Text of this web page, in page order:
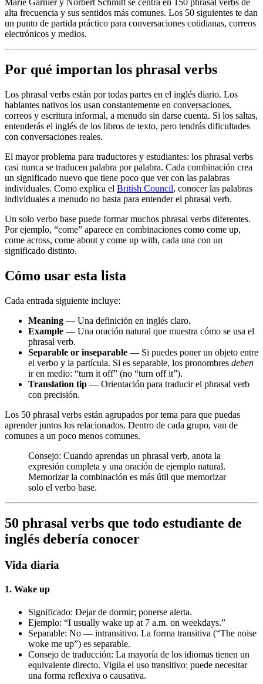
Marie Garnier y Norbert Schmitt se centra en 150 phrasal verbs de
alta frecuencia y sus sentidos más comunes. Los 50 siguientes te dan
un punto de partida práctico para conversaciones cotidianas, correos
electrónicos y medios.
Por qué importan los phrasal verbs
Los phrasal verbs están por todas partes en el inglés diario. Los
hablantes nativos los usan constantemente en conversaciones,
correos y escritura informal, a menudo sin darse cuenta. Si los saltas,
entenderás el inglés de los libros de texto, pero tendrás dificultades
con conversaciones reales.
El mayor problema para traductores y estudiantes: los phrasal verbs
casi nunca se traducen palabra por palabra. Cada combinación crea
un significado nuevo que tiene poco que ver con las palabras
individuales. Como explica el British Council, conocer las palabras
individuales a menudo no basta para entender el phrasal verb.
Un solo verbo base puede formar muchos phrasal verbs diferentes.
Por ejemplo, “come” aparece en combinaciones como come up,
come across, come about y come up with, cada una con un
significado distinto.
Cómo usar esta lista
Cada entrada siguiente incluye:
Meaning — Una definición en inglés claro.
Example — Una oración natural que muestra cómo se usa el
phrasal verb.
Separable or inseparable — Si puedes poner un objeto entre
el verbo y la partícula. Si es separable, los pronombres deben
ir en medio: “turn it off” (no “turn off it”).
Translation tip — Orientación para traducir el phrasal verb
con precisión.
Los 50 phrasal verbs están agrupados por tema para que puedas
aprender juntos los relacionados. Dentro de cada grupo, van de
comunes a un poco menos comunes.
Consejo: Cuando aprendas un phrasal verb, anota la
expresión completa y una oración de ejemplo natural.
Memorizar la combinación es más útil que memorizar
solo el verbo base.
50 phrasal verbs que todo estudiante de
inglés debería conocer
Vida diaria
1. Wake up
Significado: Dejar de dormir; ponerse alerta.
Ejemplo: “I usually wake up at 7 a.m. on weekdays.”
Separable: No — intransitivo. La forma transitiva (“The noise
woke me up”) es separable.
Consejo de traducción: La mayoría de los idiomas tienen un
equivalente directo. Vigila el uso transitivo: puede necesitar
una forma reflexiva o causativa.